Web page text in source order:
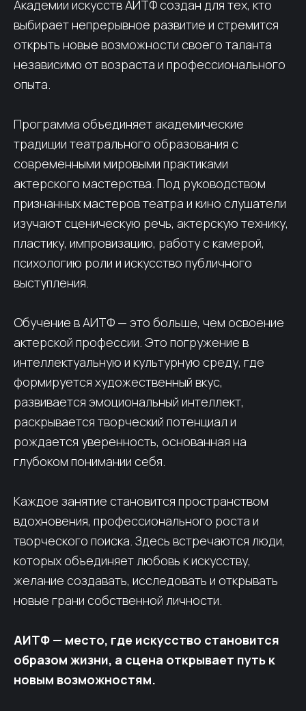
Академии искусств АИТФ создан для тех, кто
выбирает непрерывное развитие и стремится
открыть новые возможности своего таланта
независимо от возраста и профессионального
опыта.
Программа объединяет академические
традиции театрального образования с
современными мировыми практиками
актерского мастерства. Под руководством
признанных мастеров театра и кино слушатели
изучают сценическую речь, актерскую технику,
пластику, импровизацию, работу с камерой,
психологию роли и искусство публичного
выступления.
Обучение в АИТФ — это больше, чем освоение
актерской профессии. Это погружение в
интеллектуальную и культурную среду, где
формируется художественный вкус,
развивается эмоциональный интеллект,
раскрывается творческий потенциал и
рождается уверенность, основанная на
глубоком понимании себя.
Каждое занятие становится пространством
вдохновения, профессионального роста и
творческого поиска. Здесь встречаются люди,
которых объединяет любовь к искусству,
желание создавать, исследовать и открывать
новые грани собственной личности.
АИТФ — место, где искусство становится
образом жизни, а сцена открывает путь к
новым возможностям.